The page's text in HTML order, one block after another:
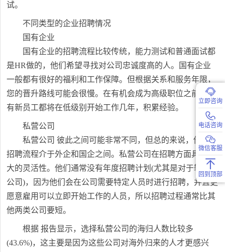
试。
不同类型的企业招聘情况
国有企业
国有企业的招聘流程比较传统，能力测试和普通面试都
是HR做的，他们希望寻找对公司忠诚度高的人。国有企业
一般都有很好的福利和工作保障。但根据关系和服务年限，
您的晋升路线可能会很慢。在有机会成为高级职位之前，所
有新员工都将在低级别开始工作几年，积累经验。
私营公司
私营公司 彼此之间可能非常不同，但总的来说，他们的
招聘流程介于外企和国企之间。私营公司在招聘方面具有更
大的灵活性。他们通常没有年度招聘计划(尤其是对于较小的
公司)，因为他们会在公司需要特定人员时进行招聘，并且更
愿意雇用可以立即开始工作的人员，所以招聘过程通常比其
他两类公司要短。
根据 报告显示，选择私营公司的海归人数比较多
(43.6%)，这主要是因为这些公司对海外归来的人才更感兴
立即咨询
电话咨询
微信客服
回到顶部